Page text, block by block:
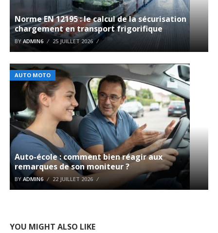
Norme EN 12195 : le calcul de la sécurisation
chargement en transport frigorifique
BY ADMIN6 25 JUILLET 2026
AUTO MOTO
Auto-école : comment bien réagir aux
remarques de son moniteur ?
BY ADMIN6 22 JUILLET 2026
YOU MIGHT ALSO LIKE